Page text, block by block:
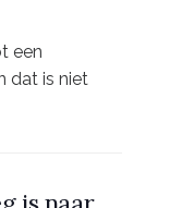
een
dat is niet